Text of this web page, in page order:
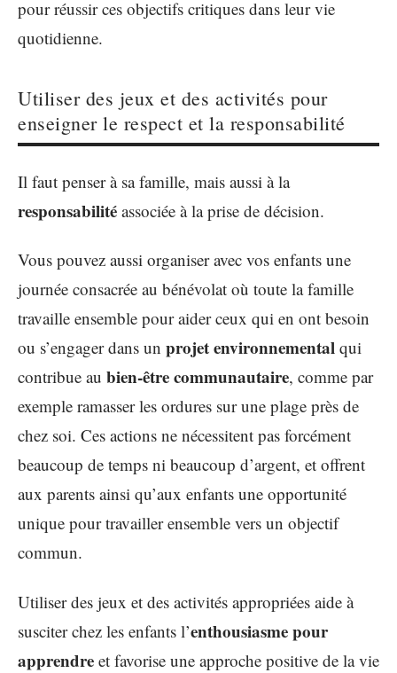
pour réussir ces objectifs critiques dans leur vie
quotidienne.
Utiliser des jeux et des activités pour
enseigner le respect et la responsabilité
Il faut penser à sa famille, mais aussi à la
responsabilité associée à la prise de décision.
Vous pouvez aussi organiser avec vos enfants une
journée consacrée au bénévolat où toute la famille
travaille ensemble pour aider ceux qui en ont besoin
ou s’engager dans un projet environnemental qui
contribue au bien-être communautaire, comme par
exemple ramasser les ordures sur une plage près de
chez soi. Ces actions ne nécessitent pas forcément
beaucoup de temps ni beaucoup d’argent, et offrent
aux parents ainsi qu’aux enfants une opportunité
unique pour travailler ensemble vers un objectif
commun.
Utiliser des jeux et des activités appropriées aide à
susciter chez les enfants l’enthousiasme pour
apprendre et favorise une approche positive de la vie